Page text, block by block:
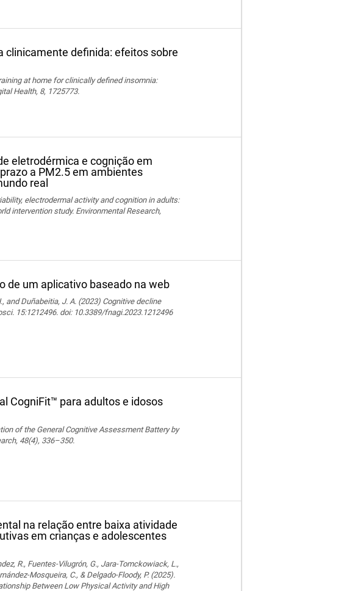
clinicamente definida: efeitos sobre
at home for clinically defined insomnia:
Health, 8, 1725773.
eletrodérmica e cognição em
a PM2.5 em ambientes
real
electrodermal activity and cognition in adults:
intervention study. Environmental Research,
de um aplicativo baseado na web
and Duñabeitia, J. A. (2023) Cognitive decline
15:1212496. doi: 10.3389/fnagi.2023.1212496
CogniFit™ para adultos e idosos
of the General Cognitive Assessment Battery by
48(4), 336–350.
na relação entre baixa atividade
em crianças e adolescentes
R., Fuentes-Vilugrón, G., Jara-Tomckowiack, L.,
Mosqueira, C., & Delgado-Floody, P. (2025).
Between Low Physical Activity and High